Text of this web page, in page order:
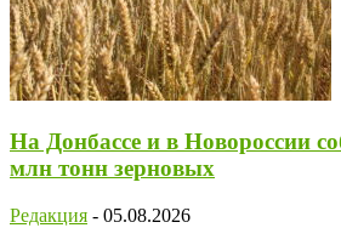
На Донбассе и в Новороссии
млн тонн зерновых
Редакция - 05.08.2026